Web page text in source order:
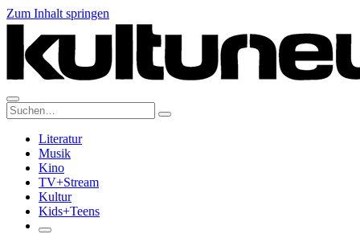
Zum Inhalt springen
Suche:
Literatur
Musik
Kino
TV+Stream
Kultur
Kids+Teens